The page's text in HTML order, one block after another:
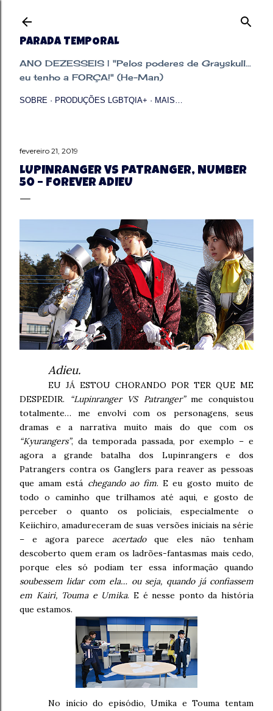
PARADA TEMPORAL
ANO DEZESSEIS | "Pelos poderes de Grayskull...
eu tenho a FORÇA!" (He-Man)
SOBRE PRODUÇÕES LGBTQIA+ MAIS…
fevereiro 21, 2019
LUPINRANGER VS PATRANGER, NUMBER
50 – FOREVER ADIEU
Adieu.
EU JÁ ESTOU CHORANDO POR TER QUE ME
DESPEDIR. “Lupinranger VS Patranger”me conquistou
totalmente… me envolvi com os personagens, seus
dramas e a narrativa muito mais do que com os
“Kyurangers”, da temporada passada, por exemplo – e
agora a grande batalha dos Lupinrangers e dos
Patrangers contra os Ganglers para reaver as pessoas
que amam está chegando ao fim. E eu gosto muito de
todo o caminho que trilhamos até aqui, e gosto de
perceber o quanto os policiais, especialmente o
Keiichiro, amadureceram de suas versões iniciais na série
– e agora parece acertadoque eles não tenham
descoberto quem eram os ladrões-fantasmas mais cedo,
porque eles só podiam ter essa informação quando
soubessem lidar com ela… ou seja, quando já confiassem
em Kairi, Touma e Umika. E é nesse ponto da história
que estamos.
No início do episódio, Umika e Touma tentam